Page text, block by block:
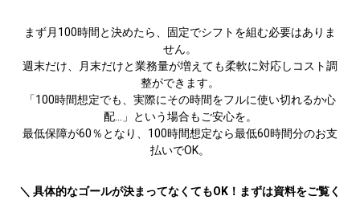
まず月100時間と決めたら、固定でシフトを組む必要はありま
せん。
週末だけ、月末だけと業務量が増えても柔軟に対応しコスト調
整ができます。
「100時間想定でも、実際にその時間をフルに使い切れるか心
配…」という場合もご安心を。
最低保障が60％となり、100時間想定なら最低60時間分のお支
払いでOK。
＼ 具体的なゴールが決まってなくてもOK！まずは資料をご覧く